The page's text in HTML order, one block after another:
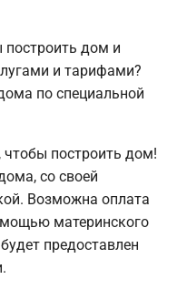
дом и
и тарифами?
по специальной
построить дом!
со своей
Возможна оплата
материнского
предоставлен